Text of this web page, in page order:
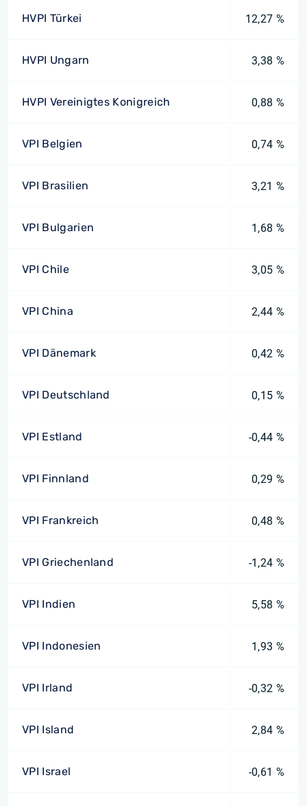
HVPI Türkei 12,27 %
HVPI Ungarn 3,38 %
HVPI Vereinigtes Konigreich 0,88 %
VPI Belgien 0,74 %
VPI Brasilien 3,21 %
VPI Bulgarien 1,68 %
VPI Chile 3,05 %
VPI China 2,44 %
VPI Dänemark 0,42 %
VPI Deutschland 0,15 %
VPI Estland -0,44 %
VPI Finnland 0,29 %
VPI Frankreich 0,48 %
VPI Griechenland -1,24 %
VPI Indien 5,58 %
VPI Indonesien 1,93 %
VPI Irland -0,32 %
VPI Island 2,84 %
VPI Israel -0,61 %